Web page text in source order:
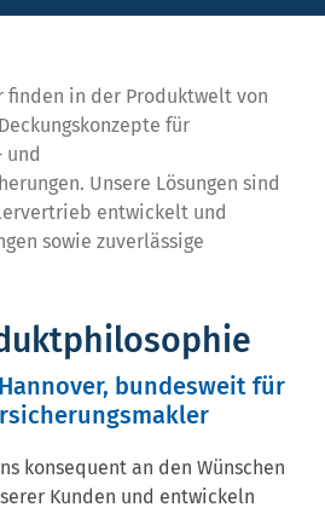
finden in der Produktwelt von
für
und
Unsere Lösungen sind
entwickelt und
sowie zuverlässige
bundesweit für
konsequent an den Wünschen
Kunden und entwickeln